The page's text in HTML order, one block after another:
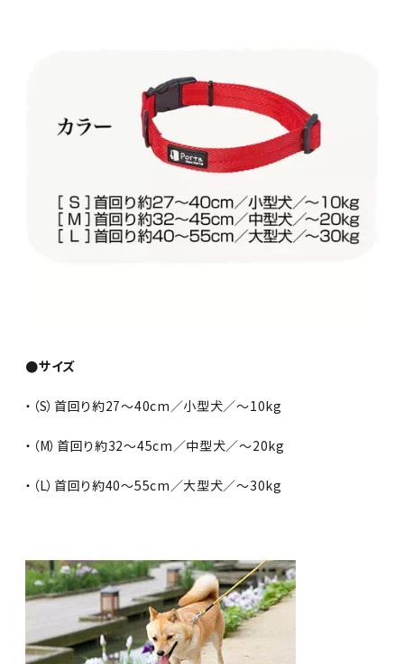
●サイズ
・（S）首回り約27〜40cm／小型犬／〜10kg
・（M）首回り約32〜45cm／中型犬／〜20kg
・（L）首回り約40〜55cm／大型犬／〜30kg